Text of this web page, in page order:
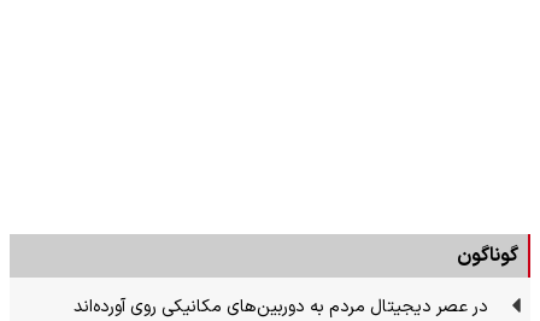
گوناگون
در عصر دیجیتال مردم به دوربین‌های مکانیکی روی آورده‌اند